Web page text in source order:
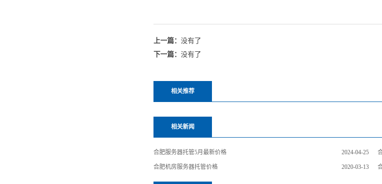
上一篇： 没有了
下一篇： 没有了
相关推荐
相关新闻
合肥服务器托管5月最新价格 2024-04-25
合肥机房服务器托管价格 2020-03-13